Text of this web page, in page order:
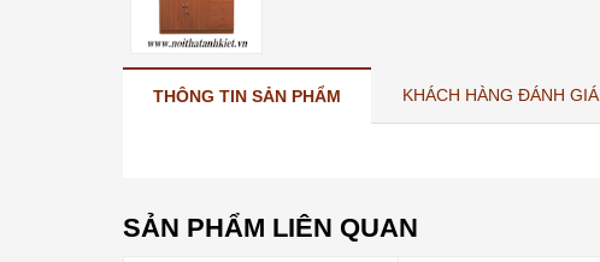
THÔNG TIN SẢN PHẨM KHÁCH HÀNG ĐÁNH GIÁ
SẢN PHẨM LIÊN QUAN